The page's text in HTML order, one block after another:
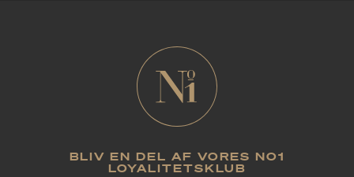
BLIV EN DEL AF VORES NO1
LOYALITETSKLUB